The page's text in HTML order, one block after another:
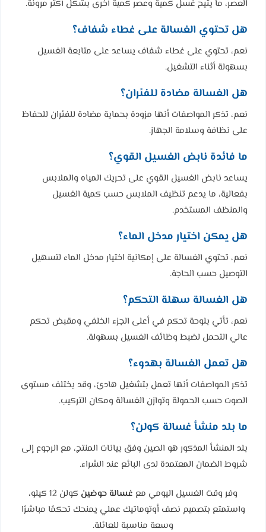
العصر، ما يتيح غسل كمية وعصر كمية أخرى بشكل أكثر مرونة.
هل تحتوي الغسالة على غطاء شفاف؟
نعم، تحتوي على غطاء شفاف يساعد على متابعة الغسيل
بسهولة أثناء التشغيل.
هل الغسالة مضادة للفئران؟
نعم، تذكر المواصفات أنها مزودة بحماية مضادة للفئران للحفاظ
على نظافة وسلامة الجهاز.
ما فائدة نابض الغسيل القوي؟
يساعد نابض الغسيل القوي على تحريك المياه والملابس
بفعالية، ما يدعم تنظيف الملابس حسب كمية الغسيل
والمنظف المستخدم.
هل يمكن اختيار مدخل الماء؟
نعم، تحتوي الغسالة على إمكانية اختيار مدخل الماء لتسهيل
التوصيل حسب الحاجة.
هل الغسالة سهلة التحكم؟
نعم، تأتي بلوحة تحكم في أعلى الجزء الخلفي ومقبض تحكم
عالي التحمل لضبط وظائف الغسيل بسهولة.
هل تعمل الغسالة بهدوء؟
تذكر المواصفات أنها تعمل بتشغيل هادئ، وقد يختلف مستوى
الصوت حسب الحمولة وتوازن الغسالة ومكان التركيب.
ما بلد منشأ غسالة كولن؟
بلد المنشأ المذكور هو الصين وفق بيانات المنتج، مع الرجوع إلى
شروط الضمان المعتمدة لدى البائع عند الشراء.
وفر وقت الغسيل اليومي مع غسالة حوضين
كولن 12 كيلو،
واستمتع بتصميم نصف أوتوماتيك عملي يمنحك تحكمًا مباشرًا
وسعة مناسبة للعائلة.